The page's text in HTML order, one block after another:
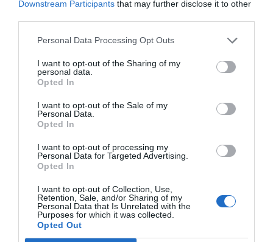
Downstream Participants that may further disclose it to other
Personal Data Processing Opt Outs
I want to opt-out of the Sharing of my
personal data.
Opted In
I want to opt-out of the Sale of my
Personal Data.
Opted In
I want to opt-out of processing my
Personal Data for Targeted Advertising.
Opted In
I want to opt-out of Collection, Use,
Retention, Sale, and/or Sharing of my
Personal Data that Is Unrelated with the
Purposes for which it was collected.
Opted Out
Sigue en pie el lema de campaña: desvincular la
economía catalana del Ibex 35 y no someterse
Claro! Si las empresas están ligadas
establishmentde Madrid, no conseguiremos
que se pronuncien a favor de la independencia
desatar de estos intereses, se tiene que apostar
por lo que es bueno para la economía catalana y
punto. La apuesta del poder de Madrid será para
Madrid y su global que seguramente no
favorecerá Catalunya. Si aquí tuviéramos un Ibex
que no se dijera Ibex, entonces sería otra cosa.